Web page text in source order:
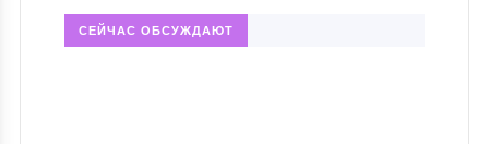
СЕЙЧАС ОБСУЖДАЮТ